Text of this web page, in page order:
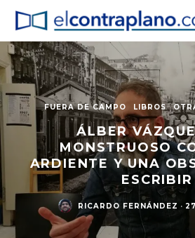
FUERA DE CAMPO LIBROS
ÁLBER
MONSTRUOSO
ARDIENTE Y UNA
ESCRIBIR
RICARDO FERNÁNDEZ ·